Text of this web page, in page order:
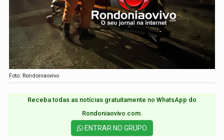
Foto: Rondoniaovivo
Receba todas as notícias gratuitamente no WhatsApp do
Rondoniaovivo.com.​
ENTRAR NO GRUPO